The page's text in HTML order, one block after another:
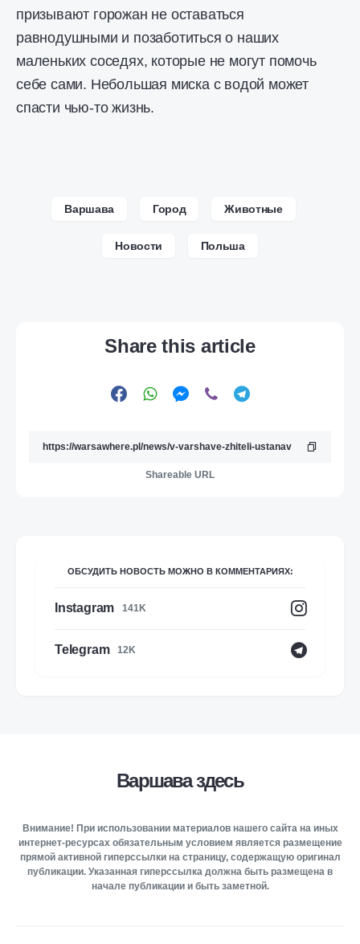
призывают горожан не оставаться
равнодушными и позаботиться о наших
маленьких соседях, которые не могут помочь
себе сами. Небольшая миска с водой может
спасти чью-то жизнь.
Варшава Город Животные
Новости Польша
Share this article
Shareable URL
ОБСУДИТЬ НОВОСТЬ МОЖНО В КОММЕНТАРИЯХ:
Instagram 141K
Telegram 12K
Варшава здесь
Внимание! При использовании материалов нашего сайта на иных
интернет-ресурсах обязательным условием является размещение
прямой активной гиперссылки на страницу, содержащую оригинал
публикации. Указанная гиперссылка должна быть размещена в
начале публикации и быть заметной.